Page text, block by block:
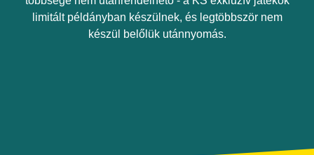
limitált példányban készülnek, és legtöbbször nem
készül belőlük utánnyomás.